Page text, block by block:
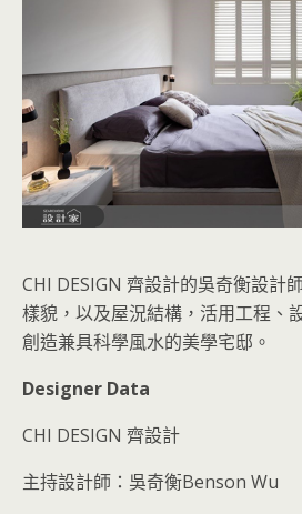
CHI DESIGN 齊設計的吳奇衡設計
樣貌，以及屋況結構，活用工程、
創造兼具科學風水的美學宅邸。
Designer Data
CHI DESIGN 齊設計
主持設計師：吳奇衡Benson Wu